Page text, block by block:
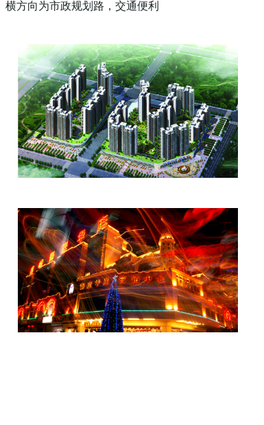
横方向为市政规划路，交通便利